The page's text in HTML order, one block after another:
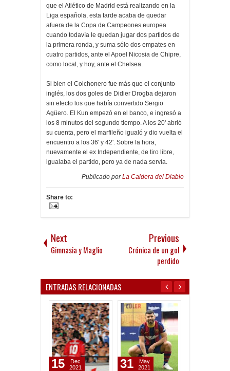
que el Atlético de Madrid está realizando en la
Liga española, esta tarde acaba de quedar
afuera de la Copa de Campeones europea
cuando todavía le quedan jugar dos partidos de
la primera ronda, y suma sólo dos empates en
cuatro partidos, ante el Apoel Nicosia de Chipre,
como local, y hoy, ante el Chelsea.
Si bien el Colchonero fue más que el conjunto
inglés, los dos goles de Didier Drogba dejaron
sin efecto los que había convertido Sergio
Agüero. El Kun empezó en el banco, e ingresó a
los 8 minutos del segundo tiempo. A los 20' abrió
su cuenta, pero el marfileño igualó y dio vuelta el
encuentro a los 36' y 42'. Sobre la hora,
nuevamente el ex Independiente, de tiro libre,
igualaba el partido, pero ya de nada servía.
Publicado porLa Caldera del Diablo
Share to:
Next
Gimnasia y Maglio
Previous
Crónica de un gol
perdido
ENTRADAS RELACIONADAS
15
Dec
2021
31
May
2021